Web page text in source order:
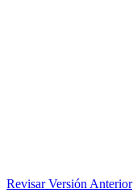
Revisar Versión Anterior